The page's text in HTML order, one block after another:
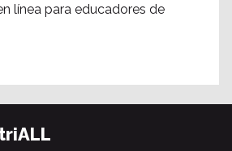
línea para educadores de